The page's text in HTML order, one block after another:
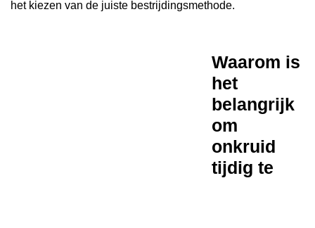
het kiezen van de juiste bestrijdingsmethode.
Waarom is
het
belangrijk
om
onkruid
tijdig te